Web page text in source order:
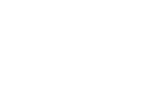
את היופי שמחכה לנו
אנחנו מזמינים את
מדברית קסומה, מהשקט
הכוכבים הגדול, אך גם
שסביבנו: לנסוע רק
מפגיעה בצומח וחי